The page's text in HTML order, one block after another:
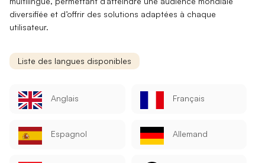
diversifiée et d’offrir des solutions adaptées à chaque
utilisateur.
Liste des langues disponibles
Anglais Français
Espagnol Allemand